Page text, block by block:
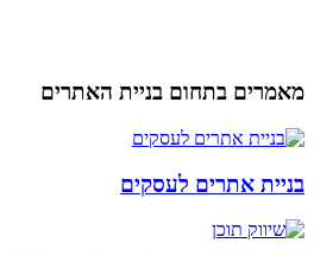
מאמרים בתחום בניית האתרים
בניית אתרים לעסקים